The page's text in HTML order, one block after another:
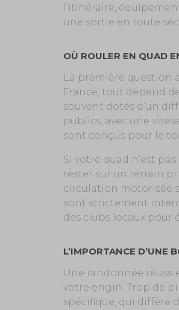
l’itinéraire,
une sortie en toute
OÙ ROULER EN QUAD
La première question
France, tout dépend
souvent dotés d’un
publics, avec une
sont conçus pour le
Si votre quad n’est
rester sur un terrain
circulation motorisée
sont strictement
des clubs locaux pour
L’IMPORTANCE D’UNE
Une randonnée
votre engin. Trop de
spécifique, qui diffère